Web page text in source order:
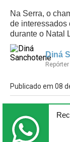
Na Serra, o
de interessados
durante o Natal
Diná
Publicado em 08